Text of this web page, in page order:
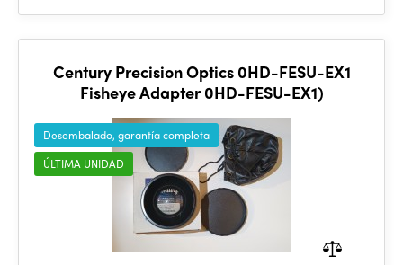
Century Precision Optics 0HD-FESU-EX1
Fisheye Adapter 0HD-FESU-EX1)
Desembalado, garantía completa
ÚLTIMA UNIDAD